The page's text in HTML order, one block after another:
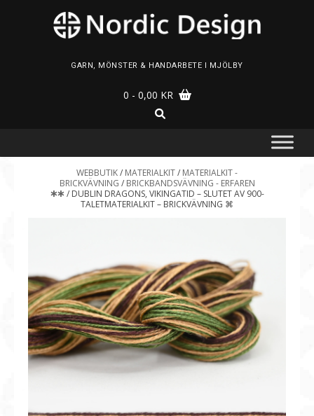
GARN, MÖNSTER & HANDARBETE I MJÖLBY
0 - 0,00 KR
WEBBUTIK/ MATERIALKIT/ MATERIALKIT -
BRICKVÄVNING / BRICKBANDSVÄVNING - ERFAREN
🞸🞸 / DUBLIN DRAGONS, VIKINGATID – SLUTET AV 900-
TALETMATERIALKIT – BRICKVÄVNING ⌘